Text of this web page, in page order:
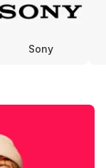
Sony